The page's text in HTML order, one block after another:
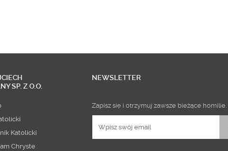
SP. Z O.O.
Katolicki
Chryste
NEWSLETTER
Zapisz się i otrzymuj zawsze bieżące homilie.